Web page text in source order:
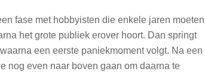
fase met hobbyisten die enkele jaren moeten
het grote publiek erover hoort. Dan springt
een eerste paniekmoment volgt. Na een
nog even naar boven gaan om daarna te